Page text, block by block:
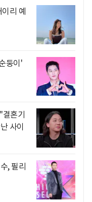
리 예
둥이'
혼기
사이
, 필리